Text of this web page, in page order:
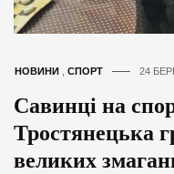
НОВИНИ СПОРТ 24
Савинці на
Тростянецька
великих